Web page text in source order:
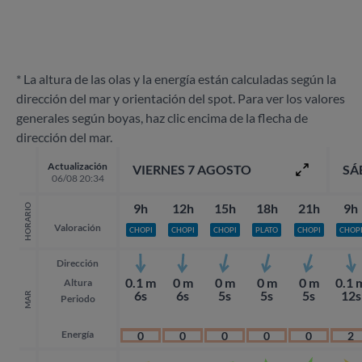
* La altura de las olas y la energía están calculadas según la
dirección del mar y orientación del spot. Para ver los valores
generales según boyas, haz clic encima de la flecha de
dirección del mar.
Actualización
06/08 20:34
HORARIO Valoración
MAR
Dirección
Altura
Periodo
Energía
VIERNES 7 AGOSTO
9h
CHOPI
0.1 m
6s
0
12h
CHOPI
0 m
6s
0
15h
CHOPI
0 m
5s
0
18h
PLATO
0 m
5s
0
21h
CHOPI
0 m
5s
0
9h
CHOPI
0.1
12s
2